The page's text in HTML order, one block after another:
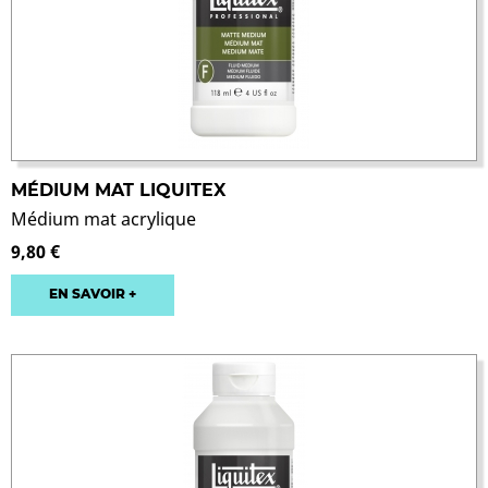
MÉDIUM MAT LIQUITEX
Médium mat acrylique
9,80 €
EN SAVOIR +